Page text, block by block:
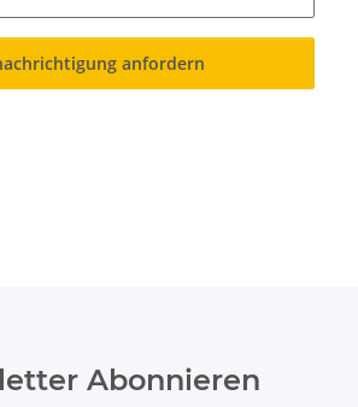
anfordern
Abonnieren